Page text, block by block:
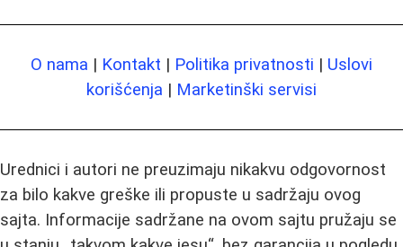
O nama | Kontakt | Politika privatnosti | Uslovi
korišćenja | Marketinški servisi
Urednici i autori ne preuzimaju nikakvu odgovornost
za bilo kakve greške ili propuste u sadržaju ovog
sajta. Informacije sadržane na ovom sajtu pružaju se